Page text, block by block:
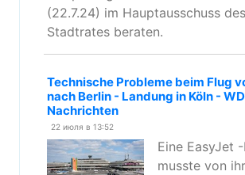
(22.7.24) im Hauptausschuss
Stadtrates beraten.
Technische Probleme beim Flug
nach Berlin - Landung in Köln -
Nachrichten
22 июля в 13:52
Eine EasyJet
musste von